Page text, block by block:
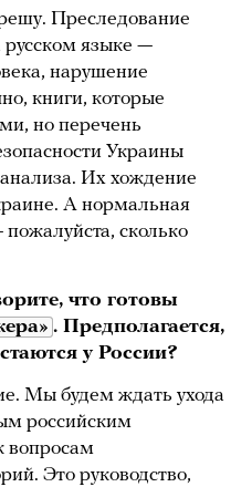
Преследование
русском языке —
нарушение
книги, которые
но перечень
Украины
Их хождение
А нормальная
пожалуйста, сколько
что готовы
. Предполагается,
у России?
Мы будем ждать ухода
российским
вопросам
Это руководство,